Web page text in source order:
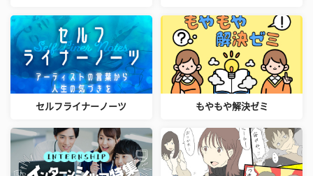
セルフライナーノーツ もやもや解決ゼミ